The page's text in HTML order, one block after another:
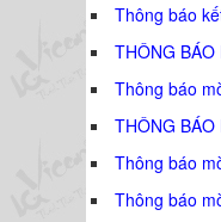
Thông báo
THÔNG
Thông báo
THÔNG
Thông báo
Thông báo